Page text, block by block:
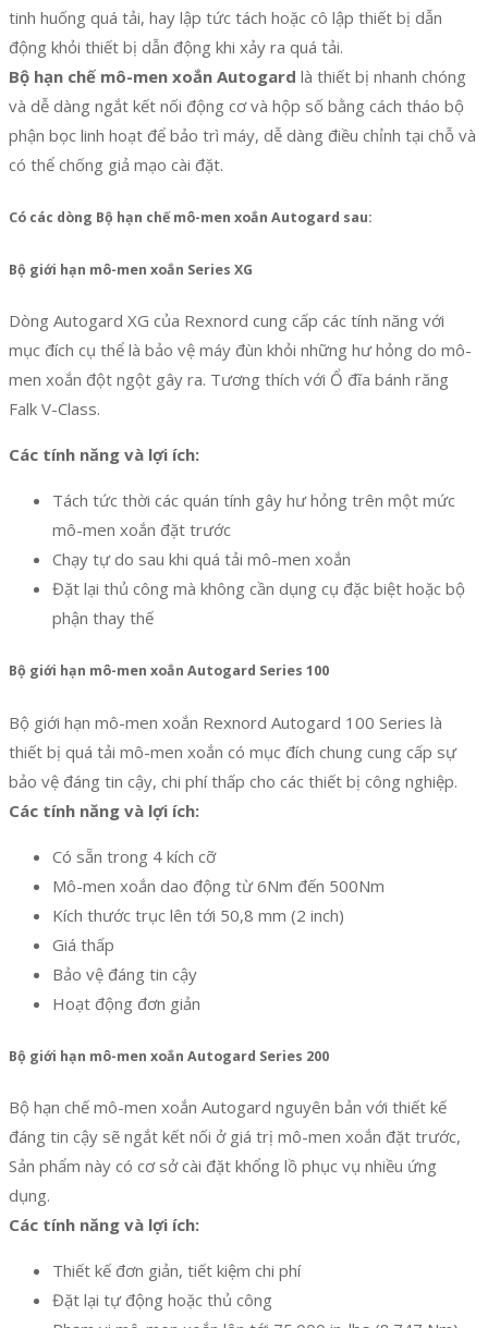
tinh huống quá tải, hay lập tức tách hoặc cô lập thiết bị dẫn
động khỏi thiết bị dẫn động khi xảy ra quá tải.
Bộ hạn chế mô-men xoắn Autogard là thiết bị nhanh chóng
và dễ dàng ngắt kết nối động cơ và hộp số bằng cách tháo bộ
phận bọc linh hoạt để bảo trì máy, dễ dàng điều chỉnh tại chỗ và
có thể chống giả mạo cài đặt.
Có các dòng Bộ hạn chế mô-men xoắn Autogard sau:
Bộ giới hạn mô-men xoắn Series XG
Dòng Autogard XG của Rexnord cung cấp các tính năng với
mục đích cụ thể là bảo vệ máy đùn khỏi những hư hỏng do mô-
men xoắn đột ngột gây ra. Tương thích với Ổ đĩa bánh răng
Falk V-Class.
Các tính năng và lợi ích:
Tách tức thời các quán tính gây hư hỏng trên một mức
mô-men xoắn đặt trước
Chạy tự do sau khi quá tải mô-men xoắn
Đặt lại thủ công mà không cần dụng cụ đặc biệt hoặc bộ
phận thay thế
Bộ giới hạn mô-men xoắn Autogard Series 100
Bộ giới hạn mô-men xoắn Rexnord Autogard 100 Series là
thiết bị quá tải mô-men xoắn có mục đích chung cung cấp sự
bảo vệ đáng tin cậy, chi phí thấp cho các thiết bị công nghiệp.
Các tính năng và lợi ích:
Có sẵn trong 4 kích cỡ
Mô-men xoắn dao động từ 6Nm đến 500Nm
Kích thước trục lên tới 50,8 mm (2 inch)
Giá thấp
Bảo vệ đáng tin cậy
Hoạt động đơn giản
Bộ giới hạn mô-men xoắn Autogard Series 200
Bộ hạn chế mô-men xoắn Autogard nguyên bản với thiết kế
đáng tin cậy sẽ ngắt kết nối ở giá trị mô-men xoắn đặt trước,
Sản phẩm này có cơ sở cài đặt khổng lồ phục vụ nhiều ứng
dụng.
Các tính năng và lợi ích:
Thiết kế đơn giản, tiết kiệm chi phí
Đặt lại tự động hoặc thủ công